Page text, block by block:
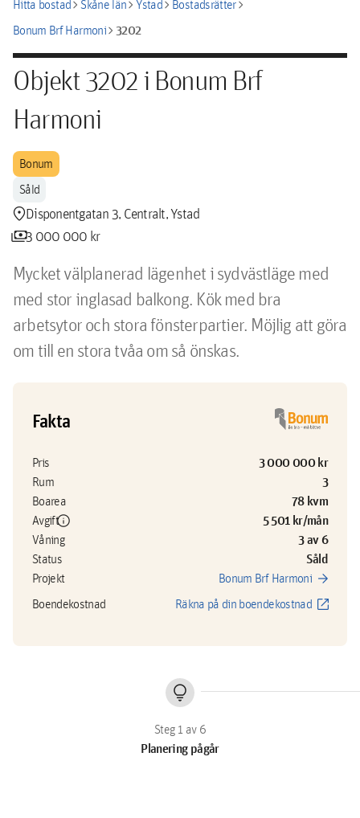
Hitta bostadchevron_rightSkåne länchevron_rightYstadchevron_rightBostadsrätterchevron_right
Bonum Brf Harmonichevron_right3202
Objekt 3202 i Bonum Brf
Harmoni
Bonum
Såld
location_pinDisponentgatan 3, Centralt, Ystad
payments3 000 000 kr
Mycket välplanerad lägenhet i sydvästläge med
med stor inglasad balkong. Kök med bra
arbetsytor och stora fönsterpartier. Möjlig att göra
om till en stora tvåa om så önskas.
Fakta
Pris 3 000 000 kr
Rum 3
Boarea 78 kvm
Avgiftinfo 5 501 kr/mån
Våning 3 av 6
Status Såld
Projekt Bonum Brf Harmoni arrow_forward
Boendekostnad Räkna på din boendekostnad open_in_new
lightbulb
Planering pågår